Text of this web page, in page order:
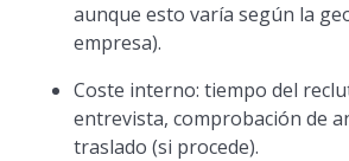
aunque esto varía según la
empresa).
Coste interno: tiempo del
entrevista, comprobación de
traslado (si procede).